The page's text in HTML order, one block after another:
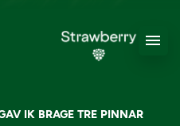
IK BRAGE TRE PINNAR